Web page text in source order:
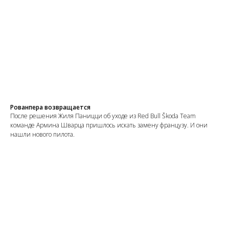
Рованпера возвращается
После решения Жиля Паницци об уходе из Red Bull Škoda Team
команде Армина Шварца пришлось искать замену французу. И они
нашли нового пилота.